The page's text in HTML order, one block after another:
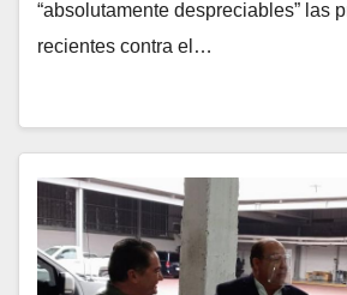
“absolutamente despreciables” las
recientes contra el…